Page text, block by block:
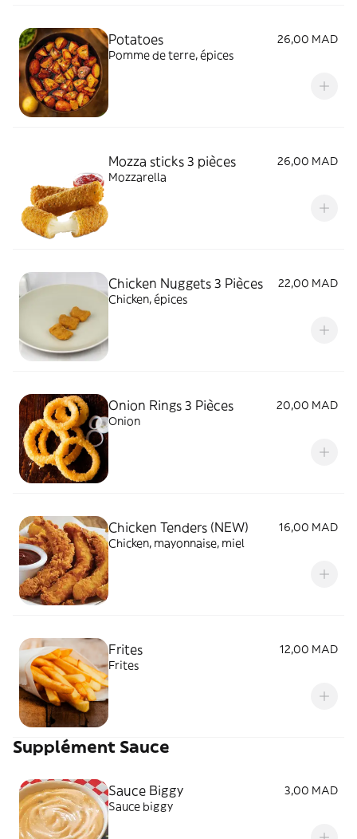
Potatoes
26,00 MAD
Pomme de terre, épices
Mozza sticks 3 pièces
26,00 MAD
Mozzarella
Chicken Nuggets 3 Pièces
22,00 MAD
Chicken, épices
Onion Rings 3 Pièces
20,00 MAD
Onion
Chicken Tenders (NEW)
16,00 MAD
Chicken, mayonnaise, miel
Frites
12,00 MAD
Frites
Supplément Sauce
Sauce Biggy
3,00 MAD
Sauce biggy